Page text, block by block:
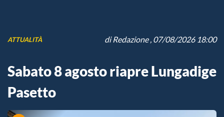
ATTUALITÀ diRedazione, 07/08/2026 18:00
Sabato 8 agosto riapre Lungadige
Pasetto